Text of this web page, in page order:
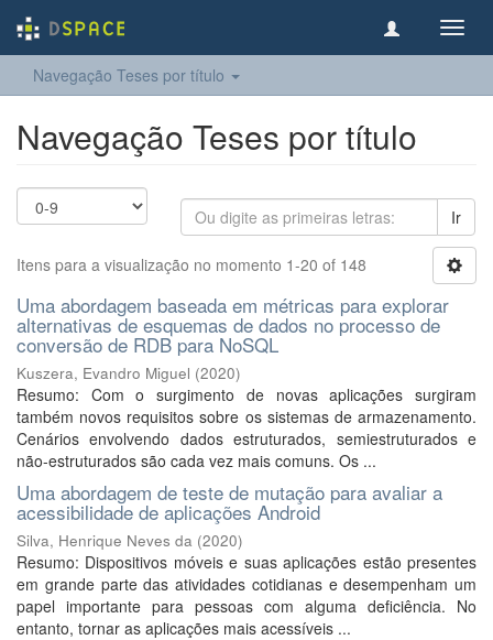
Navegação Teses por título
Navegação Teses por título
Ir
Itens para a visualização no momento 1-20 of 148
Uma abordagem baseada em métricas para explorar
alternativas de esquemas de dados no processo de
conversão de RDB para NoSQL
Kuszera, Evandro Miguel (2020)
Resumo: Com o surgimento de novas aplicações surgiram
também novos requisitos sobre os sistemas de armazenamento.
Cenários envolvendo dados estruturados, semiestruturados e
não-estruturados são cada vez mais comuns. Os ...
Uma abordagem de teste de mutação para avaliar a
acessibilidade de aplicações Android
Silva, Henrique Neves da (2020)
Resumo: Dispositivos móveis e suas aplicações estão presentes
em grande parte das atividades cotidianas e desempenham um
papel importante para pessoas com alguma deficiência. No
entanto, tornar as aplicações mais acessíveis ...